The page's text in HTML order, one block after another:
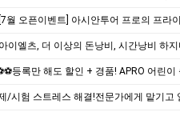
월 오픈이벤트] 아시안투어 프로의 프라
이엘츠, 더 이상의 돈낭비, 시간낭비 하
등록만 해도 할인 + 경품! APRO 어린이 축
/시험 스트레스 해결!전문가에게 맡기고